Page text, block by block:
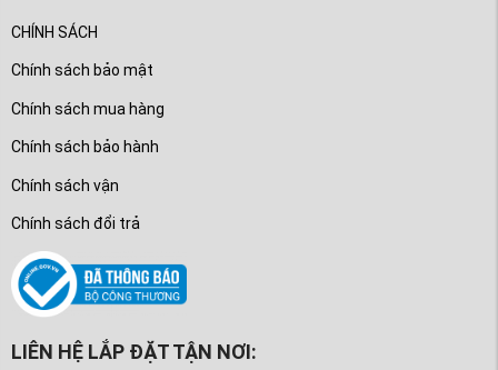
CHÍNH SÁCH
Chính sách bảo mật
Chính sách mua hàng
Chính sách bảo hành
Chính sách vận
Chính sách đổi trả
LIÊN HỆ LẮP ĐẶT TẬN NƠI: